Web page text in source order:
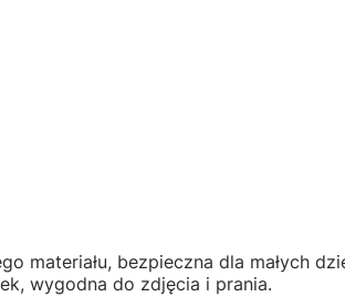
materiału, bezpieczna dla małych
wygodna do zdjęcia i prania.